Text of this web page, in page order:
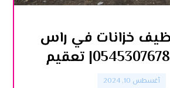
خزانات في راس
أغسطس 10, 2024